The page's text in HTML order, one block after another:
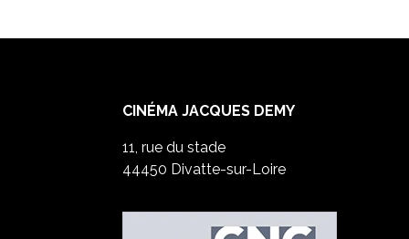
CINÉMA JACQUES DEMY
11, rue du stade
44450 Divatte-sur-Loire